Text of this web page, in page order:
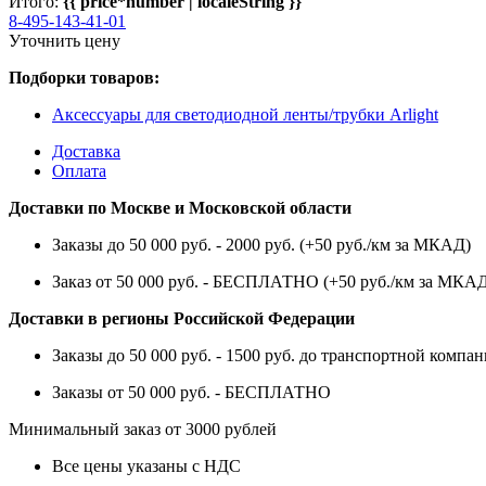
8-495-143-41-01
Уточнить цену
Подборки товаров:
Аксессуары для светодиодной ленты/трубки Arlight
Доставка
Оплата
Доставки по Москве и Московской области
Заказы до 50 000 руб. - 2000 руб. (+50 руб./км за МКАД)
Заказ от 50 000 руб. - БЕСПЛАТНО (+50 руб./км за
Доставки в регионы Российской Федерации
Заказы до 50 000 руб. - 1500 руб. до транспортной
Заказы от 50 000 руб. - БЕСПЛАТНО
Минимальный заказ от 3000 рублей
Все цены указаны с НДС